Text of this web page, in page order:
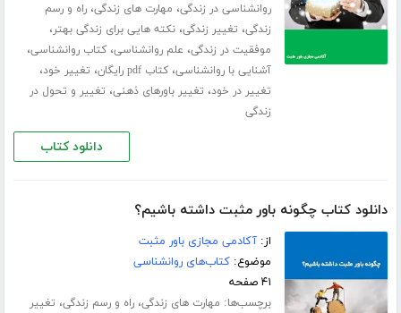
روانشناسی در زندگی، مهارت های زندگی،راه و رسم
زندگی، تغییر زندگی،نکته هایی برای زندگی بهتر،
موفقیت در زندگی، علم روانشناسی،کتاب روانشناسی،
آشنایی با روانشناسی،کتاب pdf رایگان ، تغییر خود،
تغییر در خود، تغییر باورهای ذهنی، تغییر و تحول در
زندگی
دانلود کتاب
دانلود کتاب چگونه باور مثبت داشته باشیم؟
از:آکادمی مجازی باور مثبت
موضوع:کتاب‌های روانشناسی
۴۱ صفحه
برچسب‌ها: مهارت های زندگی،راه و رسم زندگی، تغییر